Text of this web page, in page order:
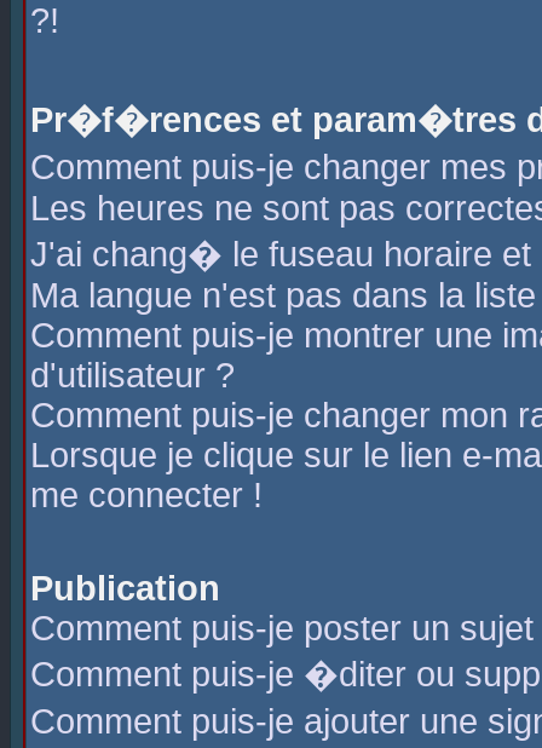
?!
Pr�f�rences et param�tres
Comment puis-je changer mes
Les heures ne sont pas
J'ai chang� le fuseau horaire
Ma langue n'est pas dans la
Comment puis-je montrer une
d'utilisateur ?
Comment puis-je changer mon
Lorsque je clique sur le lien e-
me connecter !
Publication
Comment puis-je poster un
Comment puis-je �diter ou
Comment puis-je ajouter une